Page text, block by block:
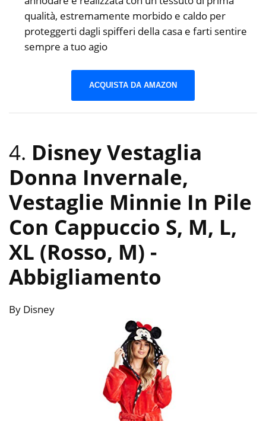
qualità, estremamente morbido e caldo per
proteggerti dagli spifferi della casa e farti sentire
sempre a tuo agio
ACQUISTA DA AMAZON
4. Disney Vestaglia
Donna Invernale,
Vestaglie Minnie In Pile
Con Cappuccio S, M, L,
XL (Rosso, M) -
Abbigliamento
By Disney